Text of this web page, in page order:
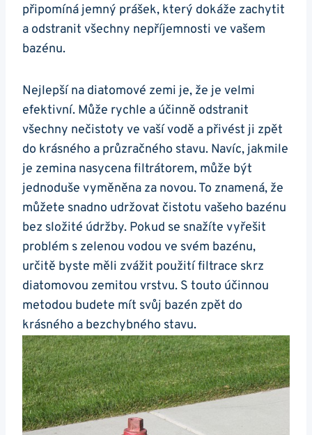
připomíná jemný prášek, který dokáže zachytit
a odstranit všechny nepříjemnosti ve vašem
bazénu.
Nejlepší na diatomové zemi je, že je velmi
efektivní. Může rychle a účinně odstranit
všechny nečistoty ve vaší vodě a přivést ji zpět
do krásného a průzračného stavu. Navíc, jakmile
je zemina nasycena filtrátorem, může být
jednoduše vyměněna za novou. To znamená, že
můžete snadno udržovat čistotu vašeho bazénu
bez složité údržby. Pokud se snažíte vyřešit
problém s zelenou vodou ve svém bazénu,
určitě byste měli zvážit použití filtrace skrz
diatomovou zemitou vrstvu. S touto účinnou
metodou budete mít svůj bazén zpět do
krásného a bezchybného stavu.